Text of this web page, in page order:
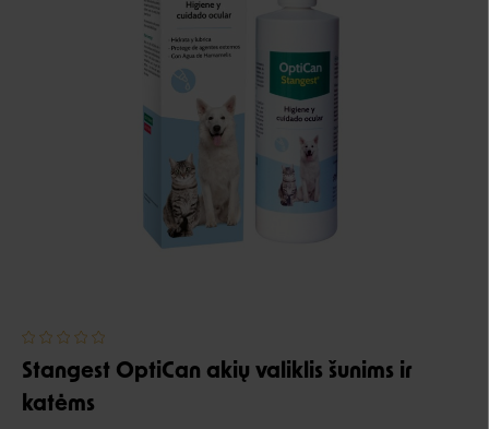
Stangest OptiCan akių valiklis šunims ir
katėms